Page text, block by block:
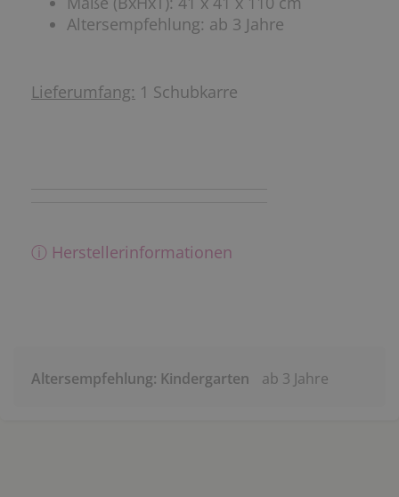
Altersempfehlung: ab 3 Jahre
Lieferumfang: 1 Schubkarre
ⓘ Herstellerinformationen
Altersempfehlung: Kindergarten ab 3 Jahre